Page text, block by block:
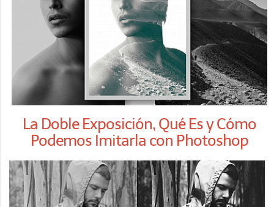
La Doble Exposición, Qué Es y Cómo
Podemos Imitarla con Photoshop